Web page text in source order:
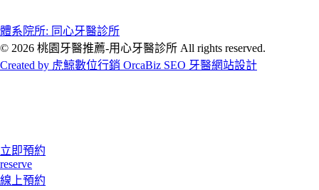
體系院所: 同心牙醫診所
© 2026 桃園牙醫推薦-用心牙醫診所 All rights reserved.
Created by 虎鯨數位行銷 OrcaBiz SEO 牙醫網站設計
立即預約
reserve
線上預約